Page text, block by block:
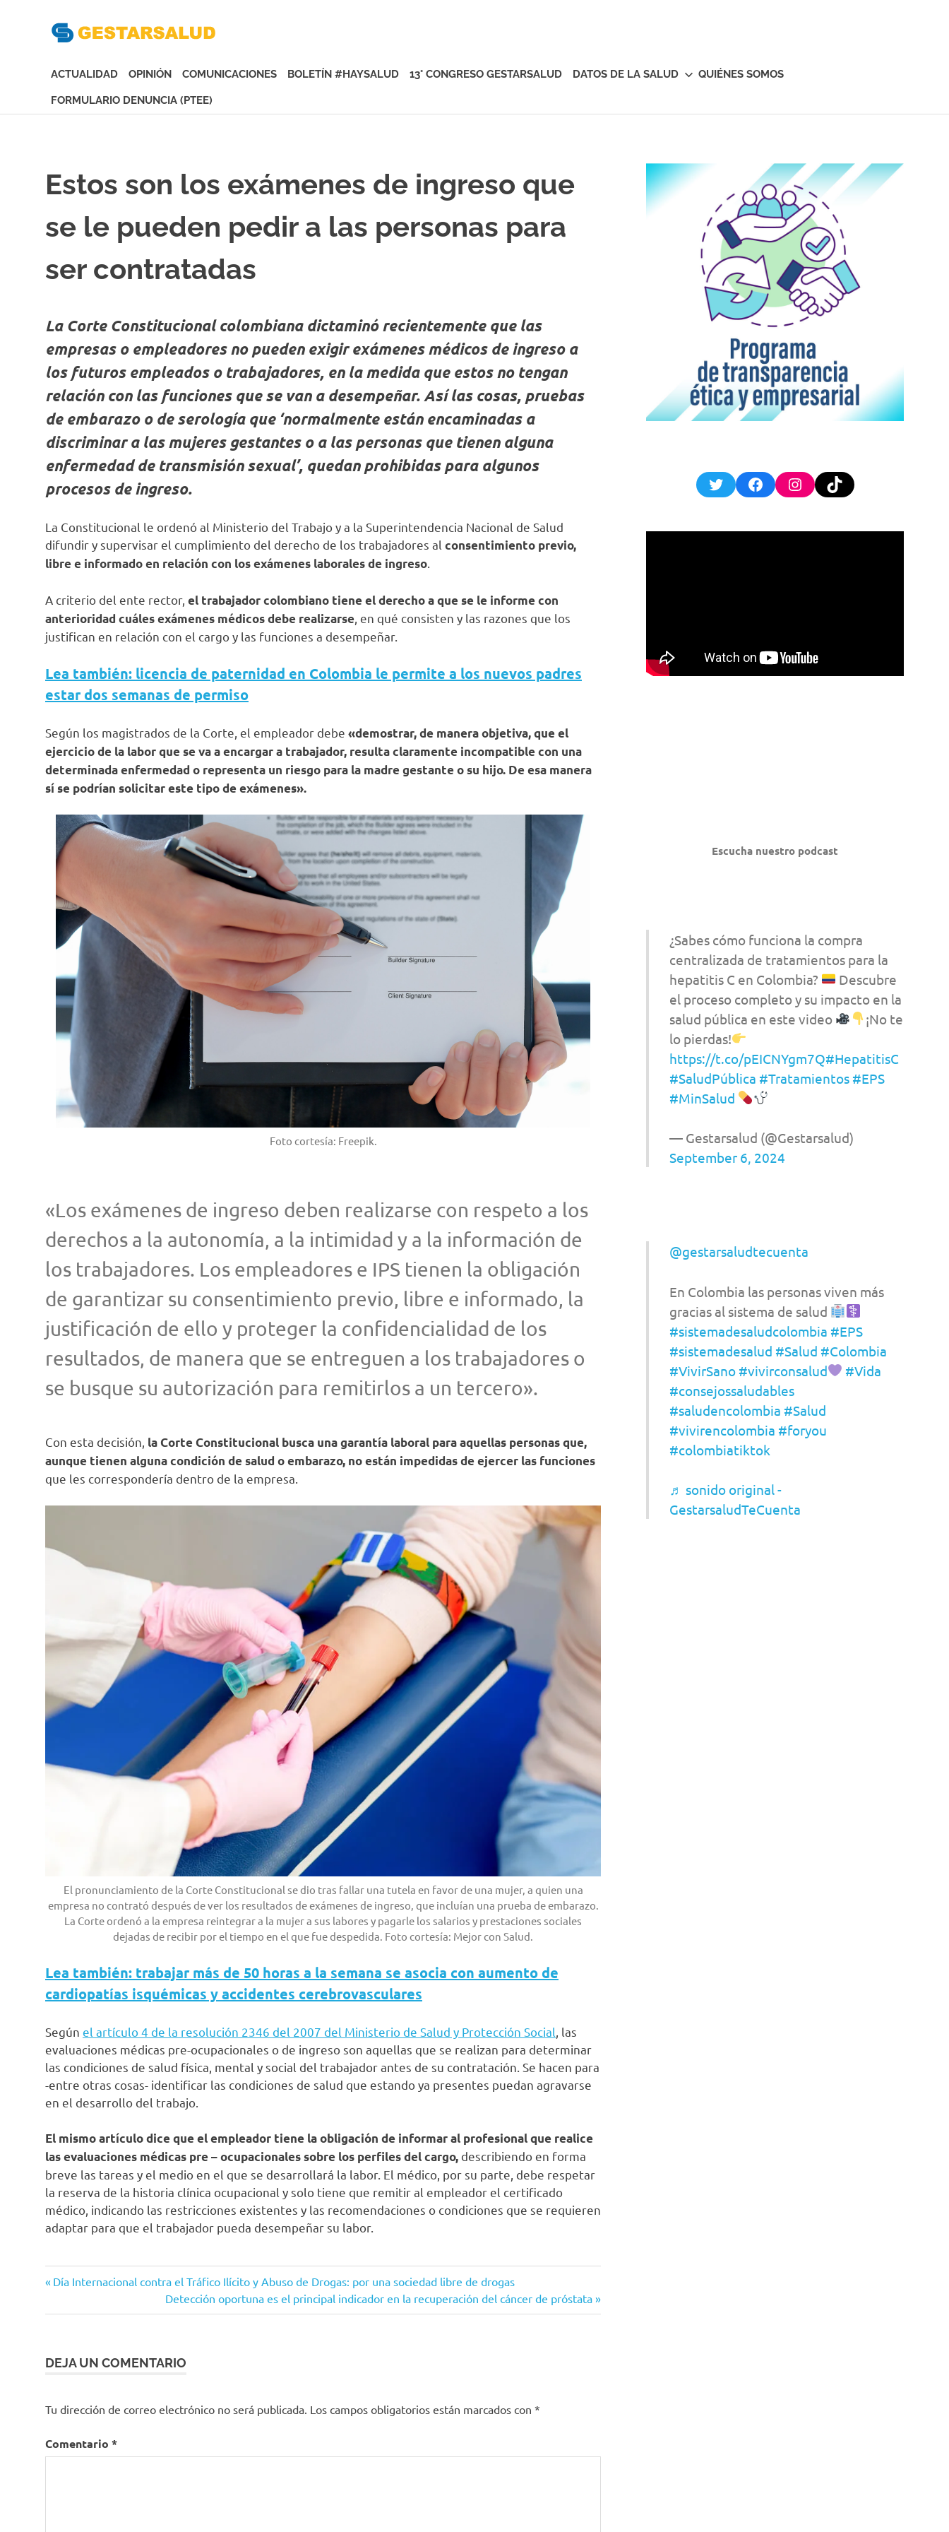
de
Gestoras
del
Salud
ACTUALIDAD OPINIÓN COMUNICACIONES BOLETÍN #HAYSALUD 13° CONGRESO GESTARSALUD DATOS DE LA SALUD QUIÉNES SOMOS
FORMULARIO DENUNCIA (PTEE)
Estos son los exámenes de ingreso que
se le pueden pedir a las personas para
ser contratadas
La Corte Constitucional colombiana dictaminó recientemente que las
empresas o empleadores no pueden exigir exámenes médicos de ingreso a
los futuros empleados o trabajadores, en la medida que estos no tengan
relación con las funciones que se van a desempeñar. Así las cosas, pruebas
de embarazo o de serología que ‘normalmente están encaminadas a
discriminar a las mujeres gestantes o a las personas que tienen alguna
enfermedad de transmisión sexual’, quedan prohibidas para algunos
procesos de ingreso.
La Constitucional le ordenó al Ministerio del Trabajo y a la Superintendencia Nacional de Salud
difundir y supervisar el cumplimiento del derecho de los trabajadores al consentimiento previo,
libre e informado en relación con los exámenes laborales de ingreso.
A criterio del ente rector, el trabajador colombiano tiene el derecho a que se le informe con
anterioridad cuáles exámenes médicos debe realizarse , en qué consisten y las razones que los
justifican en relación con el cargo y las funciones a desempeñar.
Lea también: licencia de paternidad en Colombia le permite a los nuevos padres
estar dos semanas de permiso
Según los magistrados de la Corte, el empleador debe «demostrar, de manera objetiva, que el
ejercicio de la labor que se va a encargar a trabajador, resulta claramente incompatible con una
determinada enfermedad o representa un riesgo para la madre gestante o su hijo. De esa manera
sí se podrían solicitar este tipo de exámenes».
Foto cortesía: Freepik.
«Los exámenes de ingreso deben realizarse con respeto a los
derechos a la autonomía, a la intimidad y a la información de
los trabajadores. Los empleadores e IPS tienen la obligación
de garantizar su consentimiento previo, libre e informado, la
justificación de ello y proteger la confidencialidad de los
resultados, de manera que se entreguen a los trabajadores o
se busque su autorización para remitirlos a un tercero».
Con esta decisión, la Corte Constitucional busca una garantía laboral para aquellas personas que,
aunque tienen alguna condición de salud o embarazo, no están impedidas de ejercer las funciones
que les correspondería dentro de la empresa.
El pronunciamiento de la Corte Constitucional se dio tras fallar una tutela en favor de una mujer, a quien una
empresa no contrató después de ver los resultados de exámenes de ingreso, que incluían una prueba de embarazo.
La Corte ordenó a la empresa reintegrar a la mujer a sus labores y pagarle los salarios y prestaciones sociales
dejadas de recibir por el tiempo en el que fue despedida. Foto cortesía: Mejor con Salud.
Lea también: trabajar más de 50 horas a la semana se asocia con aumento de
cardiopatías isquémicas y accidentes cerebrovasculares
Según el artículo 4 de la resolución 2346 del 2007 del Ministerio de Salud y Protección Social , las
evaluaciones médicas pre-ocupacionales o de ingreso son aquellas que se realizan para determinar
las condiciones de salud física, mental y social del trabajador antes de su contratación. Se hacen para
-entre otras cosas- identificar las condiciones de salud que estando ya presentes puedan agravarse
en el desarrollo del trabajo.
El mismo artículo dice que el empleador tiene la obligación de informar al profesional que realice
las evaluaciones médicas pre – ocupacionales sobre los perfiles del cargo, describiendo en forma
breve las tareas y el medio en el que se desarrollará la labor. El médico, por su parte, debe respetar
la reserva de la historia clínica ocupacional y solo tiene que remitir al empleador el certificado
médico, indicando las restricciones existentes y las recomendaciones o condiciones que se requieren
adaptar para que el trabajador pueda desempeñar su labor.
Contratación
Constitucional
laborales
Empleador
Navegación
de
Entrada
Día Internacional contra el Tráfico Ilícito y Abuso de Drogas: por una sociedad libre de drogas
Siguiente
entrada:
Detección oportuna es el principal indicador en la recuperación del cáncer de próstata
DEJA UN COMENTARIO
Tu dirección de correo electrónico no será publicada. Los campos obligatorios están marcados con *
Comentario *
TwitterFacebookInstagram
TikTok
Escucha nuestro podcast
¿Sabes cómo funciona la compra
centralizada de tratamientos para la
hepatitis C en Colombia?
Descubre
el proceso completo y su impacto en la
salud pública en este video
¡No te
lo pierdas!
https://t.co/pEICNYgm7Q#HepatitisC
#SaludPública #Tratamientos #EPS
#MinSalud
— Gestarsalud (@Gestarsalud)
September 6, 2024
@gestarsaludtecuenta
En Colombia las personas viven más
gracias al sistema de salud
#sistemadesaludcolombia #EPS
#sistemadesalud #Salud #Colombia
#VivirSano #vivirconsalud
#Vida
#consejossaludables
#saludencolombia #Salud
#vivirencolombia #foryou
#colombiatiktok
♬ sonido original -
GestarsaludTeCuenta